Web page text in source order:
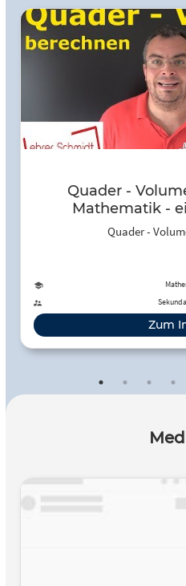
Quader - Volumen berechnen |
Mathematik -
Quader -
Zum